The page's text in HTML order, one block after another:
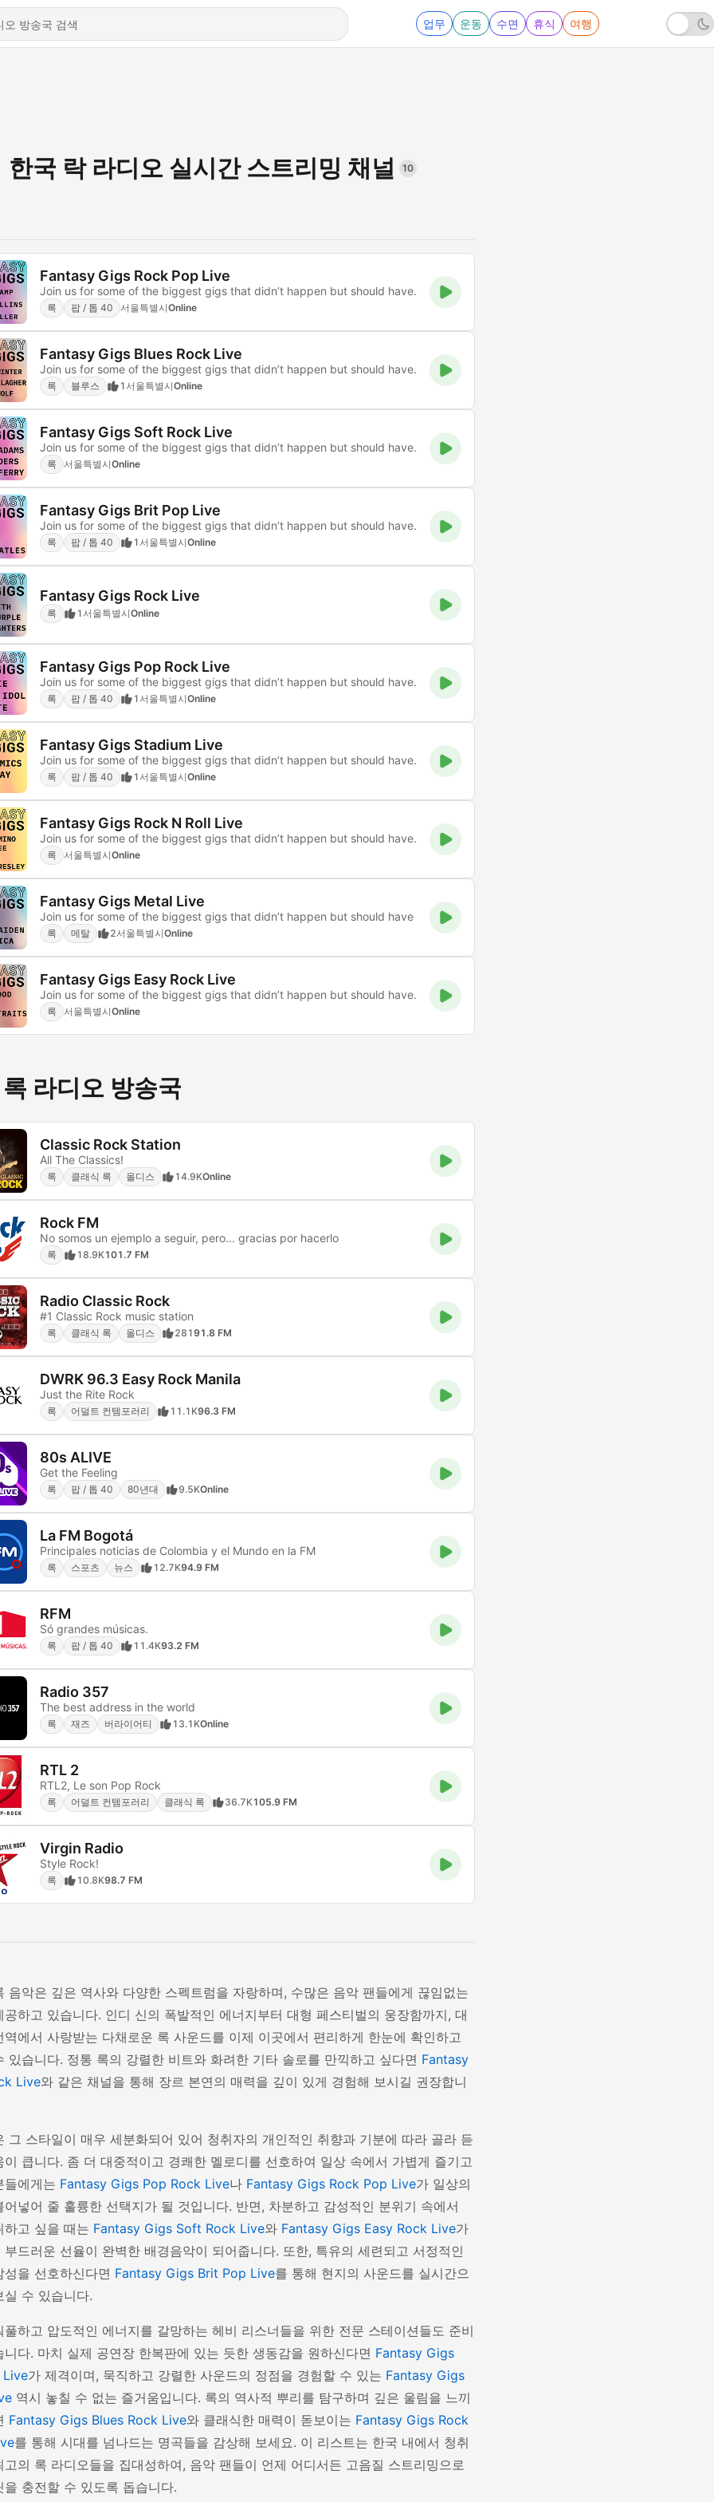
업무 운동 수면 휴식 여행
한국 락 라디오 실시간 스트리밍 채널 10
Fantasy Gigs Rock Pop Live
Join us for some of the biggest gigs that didn’t happen but should have.
록 팝 / 톱 40 서울특별시Online
Fantasy Gigs Blues Rock Live
Join us for some of the biggest gigs that didn’t happen but should have.
록 블루스 1 서울특별시Online
Fantasy Gigs Soft Rock Live
Join us for some of the biggest gigs that didn’t happen but should have.
록 서울특별시Online
Fantasy Gigs Brit Pop Live
Join us for some of the biggest gigs that didn’t happen but should have.
록 팝 / 톱 40 1 서울특별시Online
Fantasy Gigs Rock Live
록 1 서울특별시Online
Fantasy Gigs Pop Rock Live
Join us for some of the biggest gigs that didn’t happen but should have.
록 팝 / 톱 40 1 서울특별시Online
Fantasy Gigs Stadium Live
Join us for some of the biggest gigs that didn’t happen but should have.
록 팝 / 톱 40 1 서울특별시Online
Fantasy Gigs Rock N Roll Live
Join us for some of the biggest gigs that didn’t happen but should have.
록 서울특별시Online
Fantasy Gigs Metal Live
Join us for some of the biggest gigs that didn’t happen but should have
록 메탈 2서울특별시Online
Fantasy Gigs Easy Rock Live
Join us for some of the biggest gigs that didn’t happen but should have.
록 서울특별시Online
라디오 방송국
Classic Rock Station
All The Classics!
록 클래식 록 올디스 14.9KOnline
Rock FM
No somos un ejemplo a seguir, pero... gracias por hacerlo
록 18.9K101.7 FM
Radio Classic Rock
#1 Classic Rock music station
록 클래식 록 올디스 28191.8 FM
DWRK 96.3 Easy Rock Manila
Just the Rite Rock
록 어덜트 컨템포러리 11.1K96.3 FM
80s ALIVE
Get the Feeling
록 팝 / 톱 40 80년대 9.5KOnline
La FM Bogotá
Principales noticias de Colombia y el Mundo en la FM
록 스포츠 뉴스 12.7K94.9 FM
RFM
Só grandes músicas.
록 팝 / 톱 40 11.4K93.2 FM
Radio 357
The best address in the world
록 재즈 버라이어티 13.1KOnline
RTL 2
RTL2, Le son Pop Rock
록 어덜트 컨템포러리 클래식 록 36.7K105.9 FM
Virgin Radio
Style Rock!
록 10.8K98.7 FM
음악은 깊은 역사와 다양한 스펙트럼을 자랑하며, 수많은 음악 팬들에게 끊임없는
공하고 있습니다. 인디 신의 폭발적인 에너지부터 대형 페스티벌의 웅장함까지, 대
역에서 사랑받는 다채로운 록 사운드를 이제 이곳에서 편리하게 한눈에 확인하고
있습니다. 정통 록의 강렬한 비트와 화려한 기타 솔로를 만끽하고 싶다면 Fantasy
Live와 같은 채널을 통해 장르 본연의 매력을 깊이 있게 경험해 보시길 권장합니
그 스타일이 매우 세분화되어 있어 청취자의 개인적인 취향과 기분에 따라 골라 듣
이 큽니다. 좀 더 대중적이고 경쾌한 멜로디를 선호하여 일상 속에서 가볍게 즐기고
들에게는 Fantasy Gigs Pop Rock Live나 Fantasy Gigs Rock Pop Live가 일상의
어넣어 줄 훌륭한 선택지가 될 것입니다. 반면, 차분하고 감성적인 분위기 속에서
하고 싶을 때는 Fantasy Gigs Soft Rock Live와 Fantasy Gigs Easy Rock Live가
부드러운 선율이 완벽한 배경음악이 되어줍니다. 또한, 특유의 세련되고 서정적인
성을 선호하신다면 Fantasy Gigs Brit Pop Live를 통해 현지의 사운드를 실시간으
실 수 있습니다.
풀하고 압도적인 에너지를 갈망하는 헤비 리스너들을 위한 전문 스테이션들도 준비
니다. 마치 실제 공연장 한복판에 있는 듯한 생동감을 원하신다면 Fantasy Gigs
Live가 제격이며, 묵직하고 강렬한 사운드의 정점을 경험할 수 있는 Fantasy Gigs
역시 놓칠 수 없는 즐거움입니다. 록의 역사적 뿌리를 탐구하며 깊은 울림을 느끼
Fantasy Gigs Blues Rock Live와 클래식한 매력이 돋보이는 Fantasy Gigs Rock
를 통해 시대를 넘나드는 명곡들을 감상해 보세요. 이 리스트는 한국 내에서 청취
고의 록 라디오들을 집대성하여, 음악 팬들이 언제 어디서든 고음질 스트리밍으로
을 충전할 수 있도록 돕습니다.